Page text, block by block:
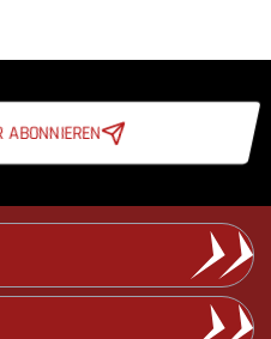
ABONNIEREN